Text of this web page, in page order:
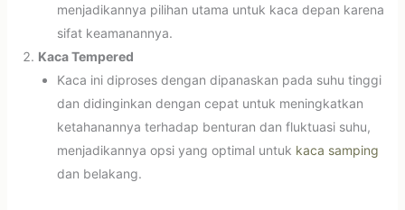
menjadikannya pilihan utama untuk kaca depan karena
sifat keamanannya.
Kaca Tempered
Kaca ini diproses dengan dipanaskan pada suhu tinggi
dan didinginkan dengan cepat untuk meningkatkan
ketahanannya terhadap benturan dan fluktuasi suhu,
menjadikannya opsi yang optimal untuk kaca samping
dan belakang.